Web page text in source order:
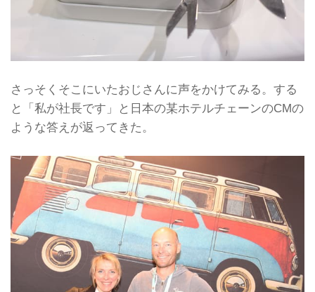
さっそくそこにいたおじさんに声をかけてみる。する
と「私が社長です」と日本の某ホテルチェーンのCMの
ような答えが返ってきた。